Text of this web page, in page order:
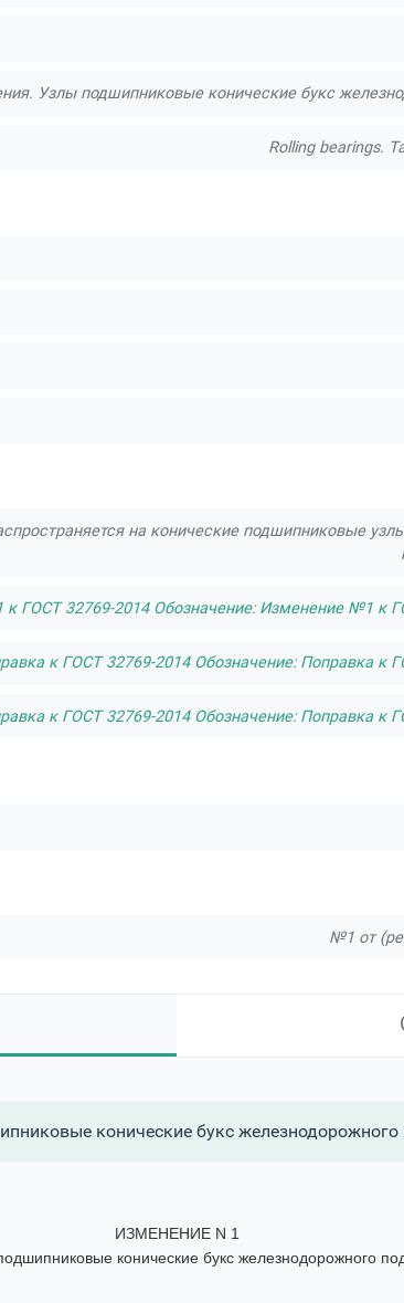
Узлы подшипниковые конические букс
Rolling bearings.
на конические подшипниковые
ГОСТ 32769-2014 Обозначение: Изменение №1 к
к ГОСТ 32769-2014 Обозначение: Поправка к
к ГОСТ 32769-2014 Обозначение: Поправка к
№1 от
конические букс железнодорожного